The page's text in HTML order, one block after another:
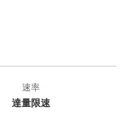
速率
達量限速